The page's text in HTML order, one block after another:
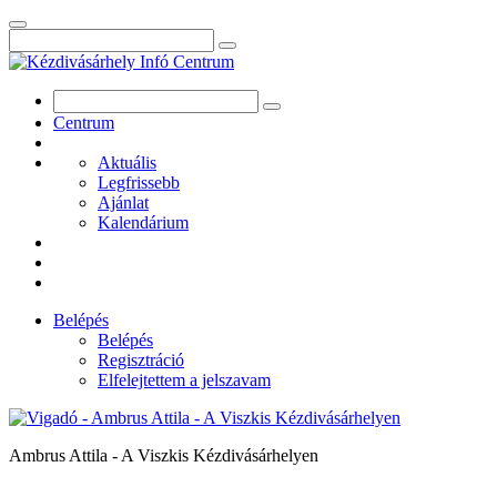
Centrum
Aktuális
Legfrissebb
Ajánlat
Kalendárium
Belépés
Belépés
Regisztráció
Elfelejtettem a jelszavam
Ambrus Attila - A Viszkis Kézdivásárhelyen